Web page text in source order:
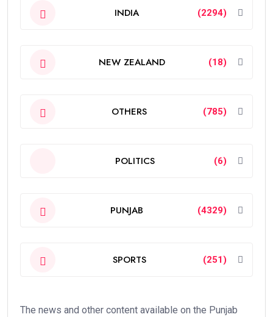
INDIA (2294)
NEW ZEALAND (18)
OTHERS (785)
POLITICS (6)
PUNJAB (4329)
SPORTS (251)
The news and other content available on the Punjab